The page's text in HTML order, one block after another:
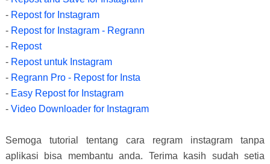
- Repost for Instagram
- Repost for Instagram - Regrann
- Repost
- Repost untuk Instagram
- Regrann Pro - Repost for Insta
- Easy Repost for Instagram
- Video Downloader for Instagram
Semoga tutorial tentang cara regram instagram tanpa
aplikasi bisa membantu anda. Terima kasih sudah setia